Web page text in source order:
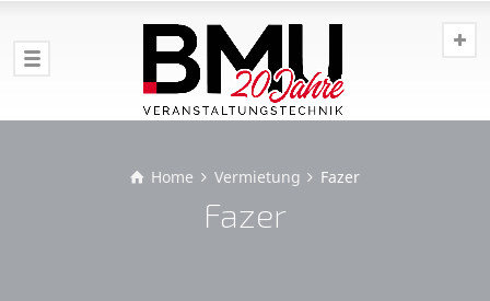
Home Vermietung Fazer
Fazer